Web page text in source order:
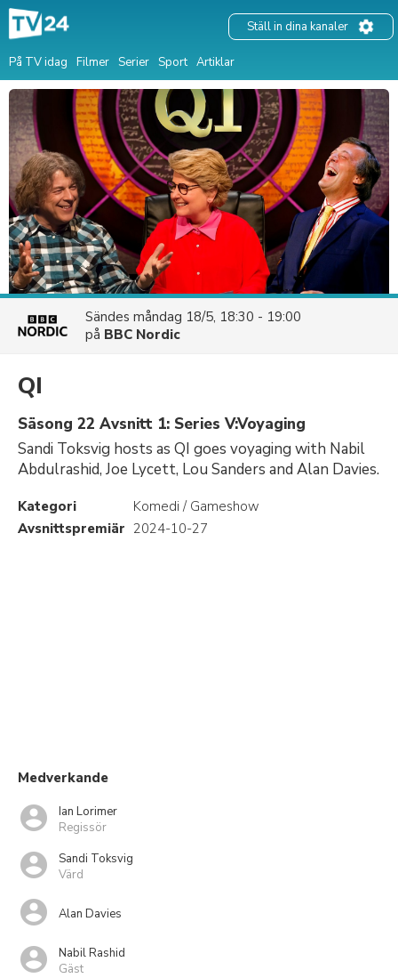
På TV idag Filmer Serier Sport Artiklar
Ställ in dina kanaler
Sändes måndag 18/5, 18:30 - 19:00
på BBC Nordic
QI
Säsong 22 Avsnitt 1: Series V:Voyaging
Sandi Toksvig hosts as QI goes voyaging with Nabil
Abdulrashid, Joe Lycett, Lou Sanders and Alan Davies.
Kategori
Komedi / Gameshow
Avsnittspremiär 2024-10-27
Medverkande
Ian Lorimer
Regissör
Sandi Toksvig
Värd
Alan Davies
Nabil Rashid
Gäst